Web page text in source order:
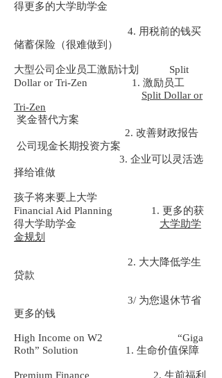
得更多的大学助学金
4. 用税前的钱买
储蓄保险（很难做到）
大型公司企业员工激励计划 Split
Dollar or Tri-Zen 1. 激励员工
Split Dollar or
Tri-Zen
奖金替代方案
2. 改善财政报告
公司现金长期投资方案
3. 企业可以灵活选
择给谁做
孩子将来要上大学
Financial Aid Planning 1. 更多的获
得大学助学金 大学助学
金规划
2. 大大降低学生
贷款
3/ 为您退休节省
更多的钱
High Income on W2 “Giga
Roth” Solution 1. 生命价值保障
Premium Finance 2. 生前福利